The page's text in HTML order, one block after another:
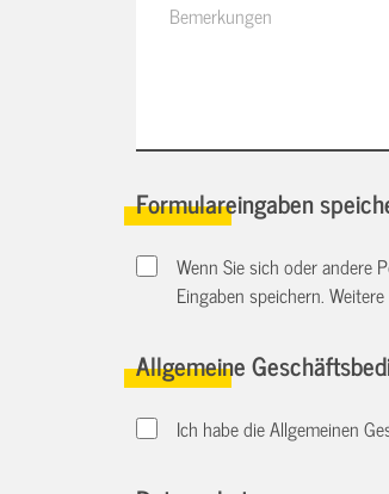
Formulareingaben
Wenn Sie sich oder andere
Eingaben speichern.
Allgemeine
Ich habe die Allgemeinen